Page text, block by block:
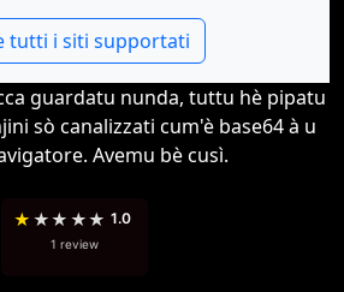
tutti i siti supportati
guardatu nunda, tuttu hè pipatu
sò canalizzati cum'è base64 à u
Avemu bè cusì.
★ ★★ ★★ 1.0
1 review